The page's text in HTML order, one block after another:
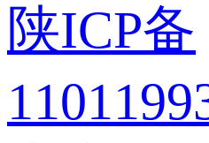
陕ICP备